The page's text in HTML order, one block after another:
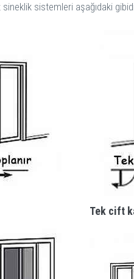
sistemleri aşağıdaki
Tek cift